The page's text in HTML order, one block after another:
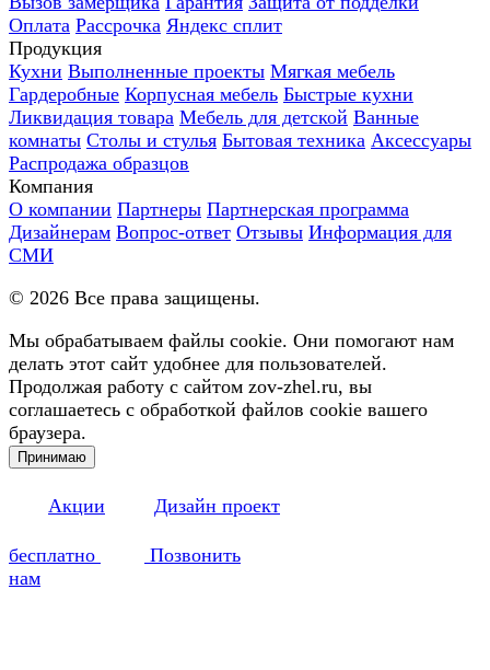
Оплата Рассрочка Яндекс сплит
Продукция
Кухни Выполненные проекты Мягкая мебель
Гардеробные Корпусная мебель Быстрые кухни
Ликвидация товара Мебель для детской Ванные
комнаты Столы и стулья Бытовая техника Аксессуары
Распродажа образцов
Компания
О компании Партнеры Партнерская программа
Дизайнерам Вопрос-ответ Отзывы Информация для
СМИ
© 2026 Все права защищены.
Мы обрабатываем файлы cookie. Они помогают нам
делать этот сайт удобнее для пользователей.
Продолжая работу с сайтом zov-zhel.ru, вы
соглашаетесь с обработкой файлов cookie вашего
браузера.
Принимаю
Акции Дизайн проект
бесплатно
Позвонить
нам